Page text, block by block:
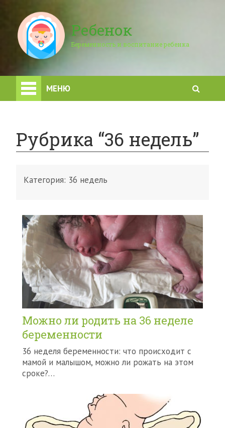
Ребенок
Беременность и воспитание ребенка
МЕНЮ
Рубрика “36 недель”
Категория: 36 недель
Можно ли родить на 36 неделе
беременности
36 неделя беременности: что происходит с
мамой и малышом, можно ли рожать на этом
сроке?…